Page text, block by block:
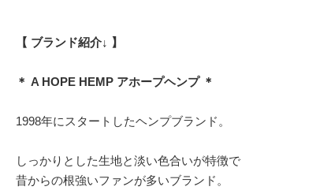
【 ブランド紹介↓ 】
＊ A HOPE HEMP アホープヘンプ ＊
1998年にスタートしたヘンプブランド。
しっかりとした生地と淡い色合いが特徴で
昔からの根強いファンが多いブランド。